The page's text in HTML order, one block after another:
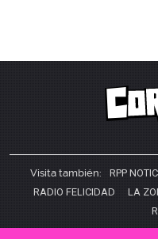
Visita también: RPP
RADIO FELICIDAD
LA